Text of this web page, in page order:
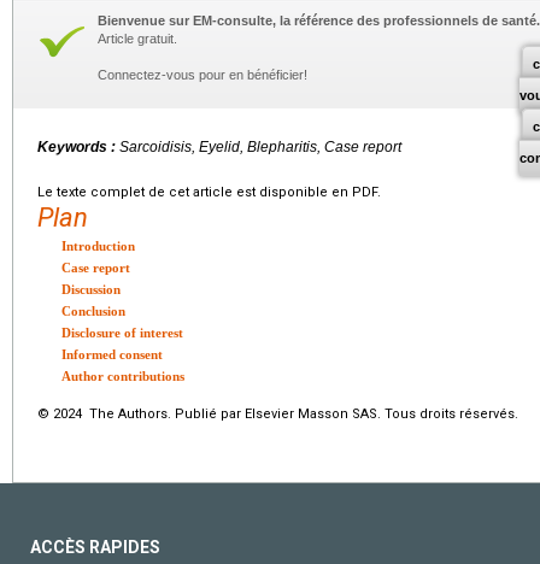
Bienvenue sur EM-consulte, la référence des professionnels de santé.
Article gratuit.
Connectez-vous pour en bénéficier!
Keywords : Sarcoidisis, Eyelid, Blepharitis, Case report
Le texte complet de cet article est disponible en PDF.
Plan
Introduction
Case report
Discussion
Conclusion
Disclosure of interest
Informed consent
Author contributions
© 2024 The Authors. Publié par Elsevier Masson SAS. Tous droits réservés.
ACCÈS RAPIDES